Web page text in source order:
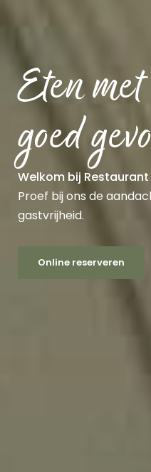
Eten
goed
Welkom bij Restaurant
Proef bij ons de
gastvrijheid.
Online reserveren